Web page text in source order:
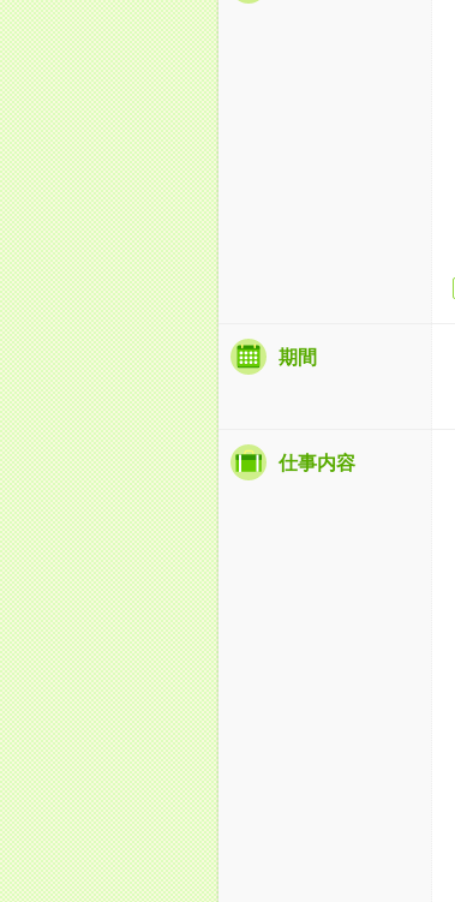
期間
仕事内容